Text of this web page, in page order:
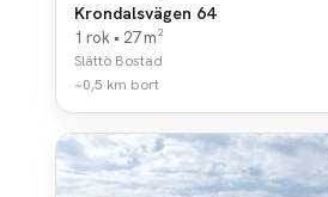
Krondalsvägen 64
1 rok • 27 m²
Slättö Bostad
~0,5 km bort